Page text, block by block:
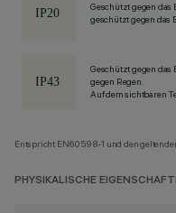
Geschützt gegen das
geschützt gegen das
Geschützt gegen das
gegen Regen.
Auf dem sichtbaren
Entspricht EN60598-1 und den
PHYSIKALISCHE